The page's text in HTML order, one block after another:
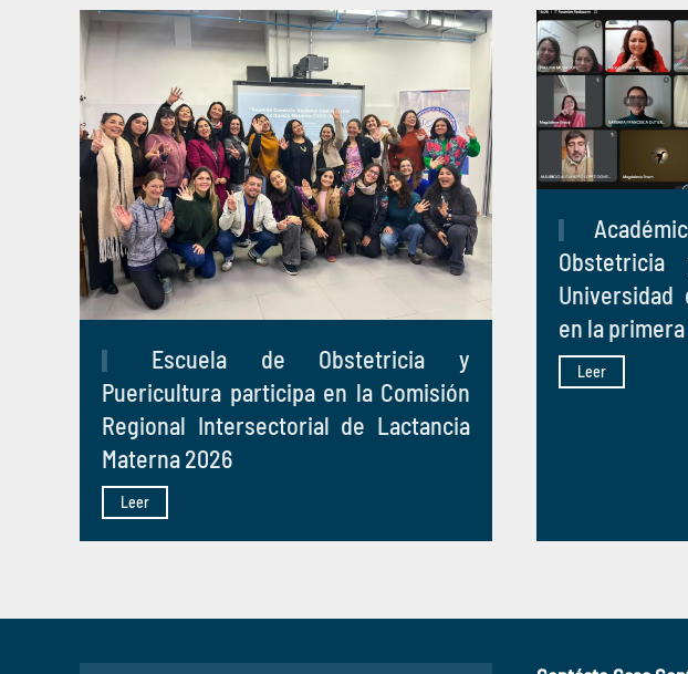
Escuela de Obstetricia y
Puericultura participa en la Comisión
Regional Intersectorial de Lactancia
Materna 2026
Leer
Universidad
en la primera
Leer